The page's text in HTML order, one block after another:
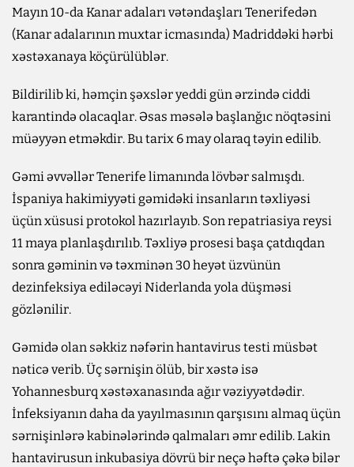
Mayın 10-da Kanar adaları vətəndaşları Tenerifedən
(Kanar adalarının muxtar icmasında) Madriddəki hərbi
xəstəxanaya köçürülüblər.
Bildirilib ki, həmçin şəxslər yeddi gün ərzində ciddi
karantində olacaqlar. Əsas məsələ başlanğıc nöqtəsini
müəyyən etməkdir. Bu tarix 6 may olaraq təyin edilib.
Gəmi əvvəllər Tenerife limanında lövbər salmışdı.
İspaniya hakimiyyəti gəmidəki insanların təxliyəsi
üçün xüsusi protokol hazırlayıb. Son repatriasiya reysi
11 maya planlaşdırılıb. Təxliyə prosesi başa çatdıqdan
sonra gəminin və təxminən 30 heyət üzvünün
dezinfeksiya ediləcəyi Niderlanda yola düşməsi
gözlənilir.
Gəmidə olan səkkiz nəfərin hantavirus testi müsbət
nəticə verib. Üç sərnişin ölüb, bir xəstə isə
Yohannesburq xəstəxanasında ağır vəziyyətdədir.
İnfeksiyanın daha da yayılmasının qarşısını almaq üçün
sərnişinlərə kabinələrində qalmaları əmr edilib. Lakin
hantavirusun inkubasiya dövrü bir neçə həftə çəkə bilər